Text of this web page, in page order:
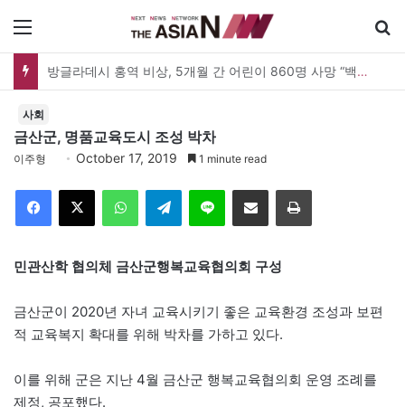
방글라데시 홍역 비상, 5개월 간 어린이 860명 사망 “백신 조달 시스템 변경이 화근”
사회
금산군, 명품교육도시 조성 박차
이주형 October 17, 2019 1 minute read
Telegram 이메일
민관산학 협의체 금산군행복교육협의회 구성
금산군이 2020년 자녀 교육시키기 좋은 교육환경 조성과 보편
적 교육복지 확대를 위해 박차를 가하고 있다.
이를 위해 군은 지난 4월 금산군 행복교육협의회 운영 조례를
제정, 공포했다.